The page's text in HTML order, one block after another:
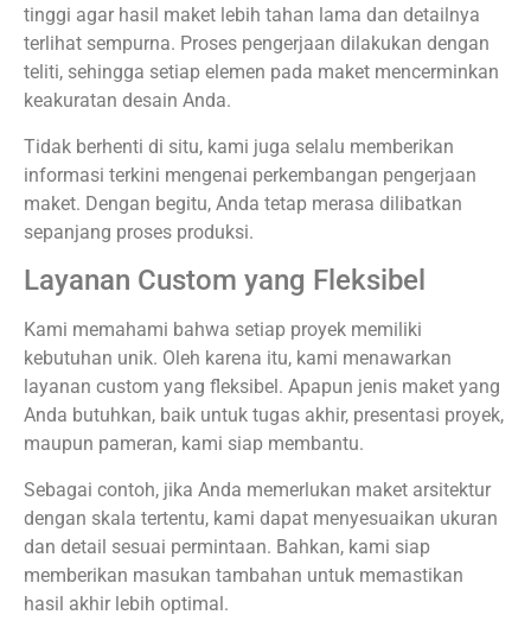
tinggi agar hasil maket lebih tahan lama dan detailnya
terlihat sempurna. Proses pengerjaan dilakukan dengan
teliti, sehingga setiap elemen pada maket mencerminkan
keakuratan desain Anda.
Tidak berhenti di situ, kami juga selalu memberikan
informasi terkini mengenai perkembangan pengerjaan
maket. Dengan begitu, Anda tetap merasa dilibatkan
sepanjang proses produksi.
Layanan Custom yang Fleksibel
Kami memahami bahwa setiap proyek memiliki
kebutuhan unik. Oleh karena itu, kami menawarkan
layanan custom yang fleksibel. Apapun jenis maket yang
Anda butuhkan, baik untuk tugas akhir, presentasi proyek,
maupun pameran, kami siap membantu.
Sebagai contoh, jika Anda memerlukan maket arsitektur
dengan skala tertentu, kami dapat menyesuaikan ukuran
dan detail sesuai permintaan. Bahkan, kami siap
memberikan masukan tambahan untuk memastikan
hasil akhir lebih optimal.